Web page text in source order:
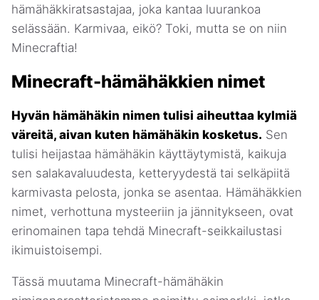
hämähäkkiratsastajaa, joka kantaa luurankoa
selässään. Karmivaa, eikö? Toki, mutta se on niin
Minecraftia!
Minecraft-hämähäkkien nimet
Hyvän hämähäkin nimen tulisi aiheuttaa kylmiä
väreitä, aivan kuten hämähäkin kosketus. Sen
tulisi heijastaa hämähäkin käyttäytymistä, kaikuja
sen salakavaluudesta, ketteryydestä tai selkäpiitä
karmivasta pelosta, jonka se asentaa. Hämähäkkien
nimet, verhottuna mysteeriin ja jännitykseen, ovat
erinomainen tapa tehdä Minecraft-seikkailustasi
ikimuistoisempi.
Tässä muutama Minecraft-hämähäkin